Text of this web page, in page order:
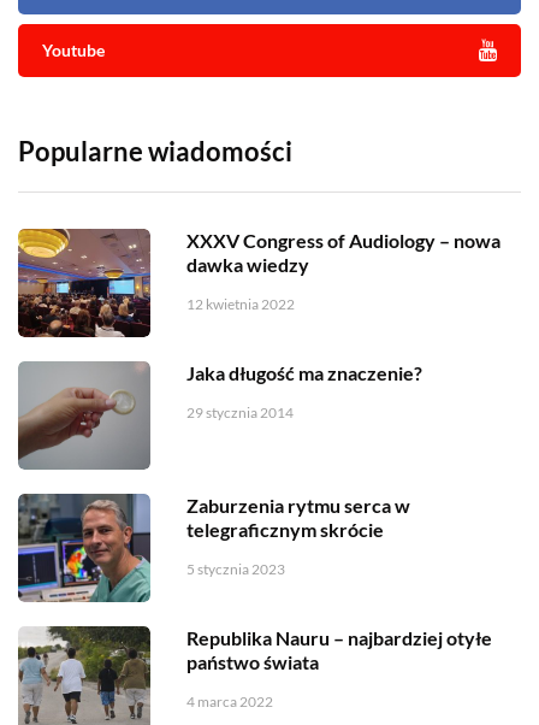
Youtube
Popularne wiadomości
XXXV Congress of Audiology – nowa
dawka wiedzy
12 kwietnia 2022
Jaka długość ma znaczenie?
29 stycznia 2014
Zaburzenia rytmu serca w
telegraficznym skrócie
5 stycznia 2023
Republika Nauru – najbardziej otyłe
państwo świata
4 marca 2022